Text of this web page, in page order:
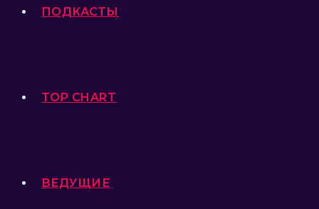
ПОДКАСТЫ
TOP CHART
ВЕДУЩИЕ